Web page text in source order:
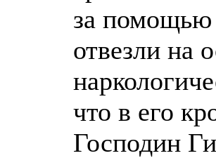
за
отвезли на
что в его
Господин